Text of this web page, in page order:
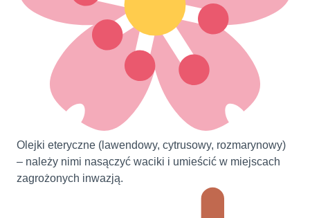
Olejki eteryczne (lawendowy, cytrusowy, rozmarynowy)
– należy nimi nasączyć waciki i umieścić w miejscach
zagrożonych inwazją.